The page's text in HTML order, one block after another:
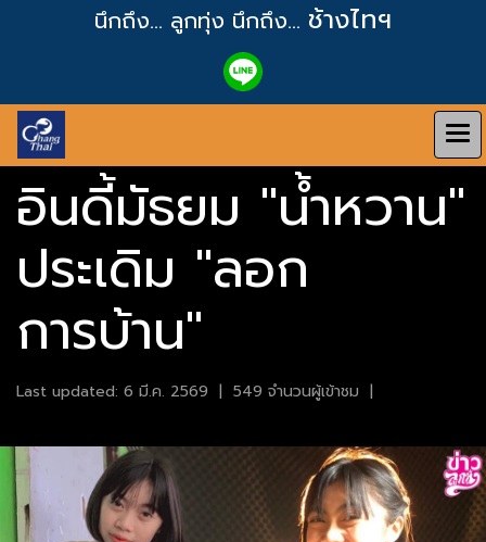
นึกถึง... ลูกทุ่ง นึกถึง... ช้างไทฯ
อินดี้มัธยม "น้ำหวาน"
ประเดิม "ลอก
การบ้าน"
Last updated: 6 มี.ค. 2569 | 549 จำนวนผู้เข้าชม |